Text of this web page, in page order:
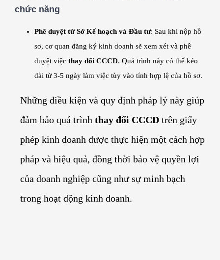
chức năng
Phê duyệt từ Sở Kế hoạch và Đầu tư: Sau khi nộp hồ
sơ, cơ quan đăng ký kinh doanh sẽ xem xét và phê
duyệt việc thay đổi CCCD. Quá trình này có thể kéo
dài từ 3-5 ngày làm việc tùy vào tính hợp lệ của hồ sơ.
Những điều kiện và quy định pháp lý này giúp
đảm bảo quá trình thay đổi CCCD trên giấy
phép kinh doanh được thực hiện một cách hợp
pháp và hiệu quả, đồng thời bảo vệ quyền lợi
của doanh nghiệp cũng như sự minh bạch
trong hoạt động kinh doanh.